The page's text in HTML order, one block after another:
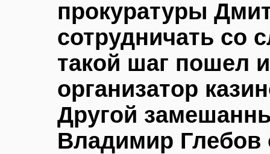
прокуратуры
сотрудничать со
такой шаг пошел
организатор
Другой
Владимир Глебов